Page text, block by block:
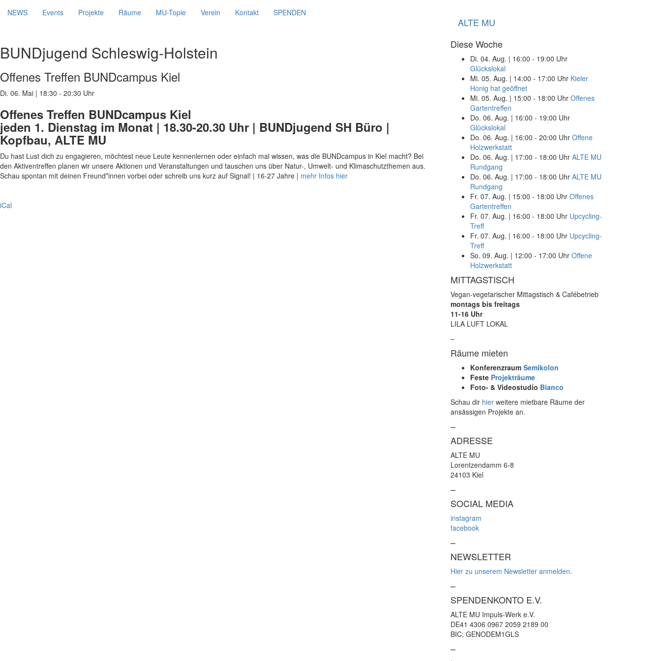
NEWS Events Projekte Räume MU-Topie Verein Kontakt SPENDEN
ALTE MU
BUNDjugend Schleswig-Holstein
Offenes Treffen BUNDcampus Kiel
Di. 06. Mai | 18:30 - 20:30 Uhr
Offenes Treffen BUNDcampus Kiel
jeden 1. Dienstag im Monat | 18.30-20.30 Uhr | BUNDjugend SH Büro |
Kopfbau, ALTE MU
Du hast Lust dich zu engagieren, möchtest neue Leute kennenlernen oder einfach mal wissen, was die BUNDcampus in Kiel macht? Bei
den Aktiventreffen planen wir unsere Aktionen und Veranstaltungen und tauschen uns über Natur-, Umwelt- und Klimaschutzthemen aus.
Schau spontan mit deinen Freund*innen vorbei oder schreib uns kurz auf Signal! | 16-27 Jahre | mehr Infos hier
iCal
Diese Woche
Di. 04. Aug. | 16:00 - 19:00 Uhr
Glückslokal
Mi. 05. Aug. | 14:00 - 17:00 Uhr Kieler
Honig hat geöffnet
Mi. 05. Aug. | 15:00 - 18:00 Uhr Offenes
Gartentreffen
Do. 06. Aug. | 16:00 - 19:00 Uhr
Glückslokal
Do. 06. Aug. | 16:00 - 20:00 Uhr Offene
Holzwerkstatt
Do. 06. Aug. | 17:00 - 18:00 Uhr ALTE MU
Rundgang
Do. 06. Aug. | 17:00 - 18:00 Uhr ALTE MU
Rundgang
Fr. 07. Aug. | 15:00 - 18:00 Uhr Offenes
Gartentreffen
Fr. 07. Aug. | 16:00 - 18:00 Uhr Upcycling-
Treff
Fr. 07. Aug. | 16:00 - 18:00 Uhr Upcycling-
Treff
So. 09. Aug. | 12:00 - 17:00 Uhr Offene
Holzwerkstatt
MITTAGSTISCH
Vegan-vegetarischer Mittagstisch & Cafébetrieb
montags bis freitags
11-16 Uhr
LILA LUFT LOKAL
–
Räume mieten
Konferenzraum Semikolon
Feste Projekträume
Foto- & Videostudio Bianco
Schau dir hier weitere mietbare Räume der
ansässigen Projekte an.
–
ADRESSE
ALTE MU
Lorentzendamm 6-8
24103 Kiel
–
SOCIAL MEDIA
instagram
facebook
–
NEWSLETTER
Hier zu unserem Newsletter anmelden.
–
SPENDENKONTO E.V.
ALTE MU Impuls-Werk e.V.
DE41 4306 0967 2059 2189 00
BIC: GENODEM1GLS
–